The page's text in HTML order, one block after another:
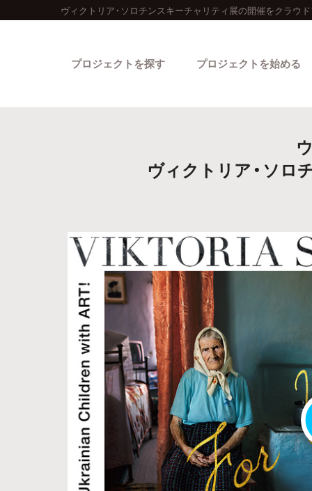
ヴィクトリア・ソロチンスキーチャリティ展の開催をクラウ
プロジェクトを探す プロジェクトを始める
ヴィクトリア・ソロ